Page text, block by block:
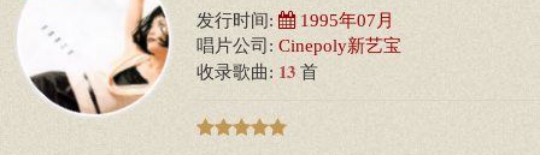
发行时间: 1995年07月
唱片公司: Cinepoly新艺宝
收录歌曲: 13 首